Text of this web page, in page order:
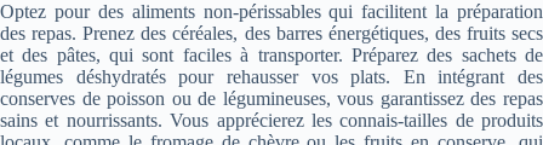
Optez pour des aliments non-périssables qui facilitent la préparation
des repas. Prenez des céréales, des barres énergétiques, des fruits secs
et des pâtes, qui sont faciles à transporter. Préparez des sachets de
légumes déshydratés pour rehausser vos plats. En intégrant des
conserves de poisson ou de légumineuses, vous garantissez des repas
sains et nourrissants. Vous apprécierez les connais-tailles de produits